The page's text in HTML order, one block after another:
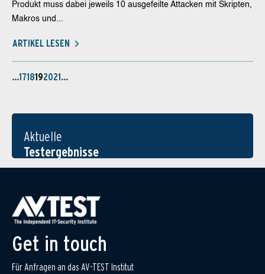
Produkt muss dabei jeweils 10 ausgefeilte Attacken mit Skripten,
Makros und...
ARTIKEL LESEN
…1718192021…
Aktuelle
Testergebnisse
Get in touch
Für Anfragen an das AV-TEST Institut